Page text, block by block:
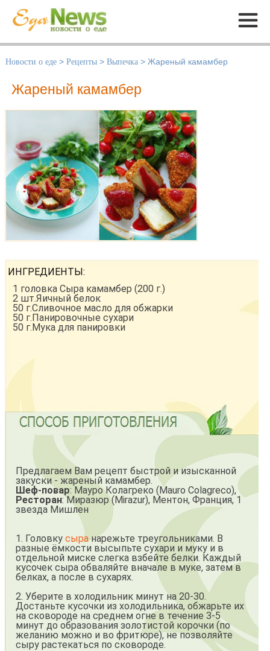
Меню
Новости о еде > Рецепты > Выпечка > Жареный камамбер
Жареный камамбер
ИНГРЕДИЕНТЫ:
1 головка Сыра камамбер (200 г.)
2 шт.Яичный белок
50 г.Сливочное масло для обжарки
50 г.Панировочные сухари
50 г.Мука для панировки
Предлагаем Вам рецепт быстрой и изысканной
закуски - жареный камамбер.
Шеф-повар: Мауро Колагреко (Mauro Colagreco),
Ресторан: Миразюр (Mirazur), Ментон, Франция, 1
звезда Мишлен
1. Головкусыранарежьте треугольниками. В
разные ёмкости высыпьте сухари и муку и в
отдельной миске слегка взбейте белки. Каждый
кусочек сыра обваляйте вначале в муке, затем в
белках, а после в сухарях.
2. Уберите в холодильник минут на 20-30.
Достаньте кусочки из холодильника, обжарьте их
на сковороде на среднем огне в течение 3-5
минут до образования золотистой корочки (по
желанию можно и во фритюре), не позволяйте
сыру растекаться по сковороде.